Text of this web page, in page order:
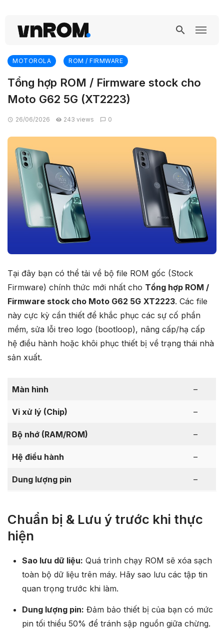
MOTOROLA ROM / FIRMWARE
Tổng hợp ROM / Firmware stock cho
Moto G62 5G (XT2223)
26/06/2026 243 views 0
Tại đây bạn có thể tải về bộ file ROM gốc (Stock
Firmware) chính thức mới nhất cho Tổng hợp ROM /
Firmware stock cho Moto G62 5G XT2223. Các file
này cực kỳ cần thiết để khắc phục các sự cố phần
mềm, sửa lỗi treo logo (bootloop), nâng cấp/hạ cấp
hệ điều hành hoặc khôi phục thiết bị về trạng thái nhà
sản xuất.
Màn hình –
Vi xử lý (Chip) –
Bộ nhớ (RAM/ROM) –
Hệ điều hành –
Dung lượng pin –
Chuẩn bị & Lưu ý trước khi thực
hiện
Sao lưu dữ liệu: Quá trình chạy ROM sẽ xóa sạch
toàn bộ dữ liệu trên máy. Hãy sao lưu các tập tin
quan trọng trước khi làm.
Dung lượng pin: Đảm bảo thiết bị của bạn có mức
pin tối thiểu 50% để tránh sập nguồn giữa chừng.